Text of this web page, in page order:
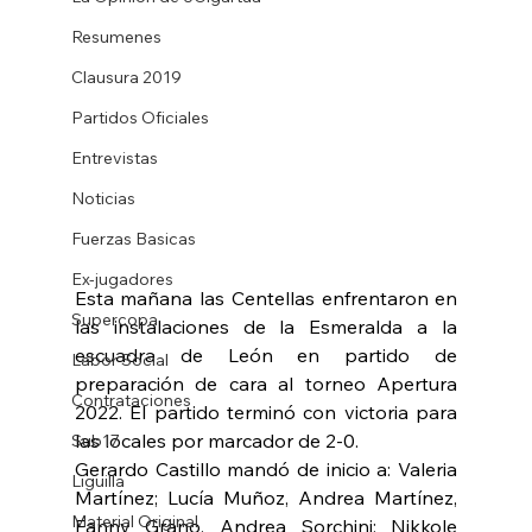
Resumenes
Clausura 2019
Partidos Oficiales
Entrevistas
Noticias
Fuerzas Basicas
Ex-jugadores
Supercopa
Labor Social
Contrataciones
Sub17
Liguilla
Material Original
Esta mañana las Centellas enfrentaron en
las instalaciones de la Esmeralda a la
escuadra de León en partido de
preparación de cara al torneo Apertura
2022. El partido terminó con victoria para
las locales por marcador de 2-0.
Gerardo Castillo mandó de inicio a: Valeria
Martínez; Lucía Muñoz, Andrea Martínez,
Fanny Grano, Andrea Sorchini; Nikkole